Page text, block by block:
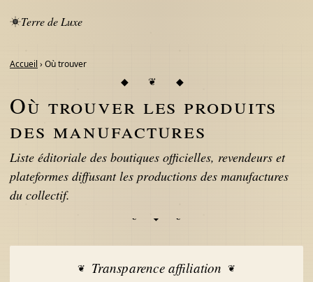
Terre de Luxe
Accueil › Où trouver
Où trouver les produits
des manufactures
Liste éditoriale des boutiques officielles, revendeurs et
plateformes diffusant les productions des manufactures
du collectif.
Transparence affiliation